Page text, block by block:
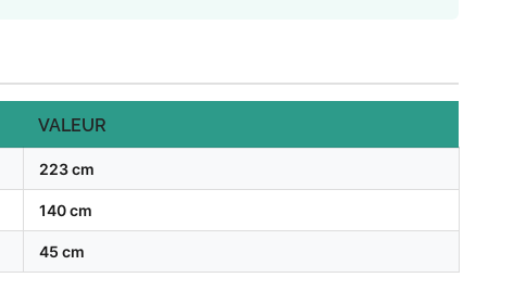
VALEUR
223 cm
140 cm
45 cm